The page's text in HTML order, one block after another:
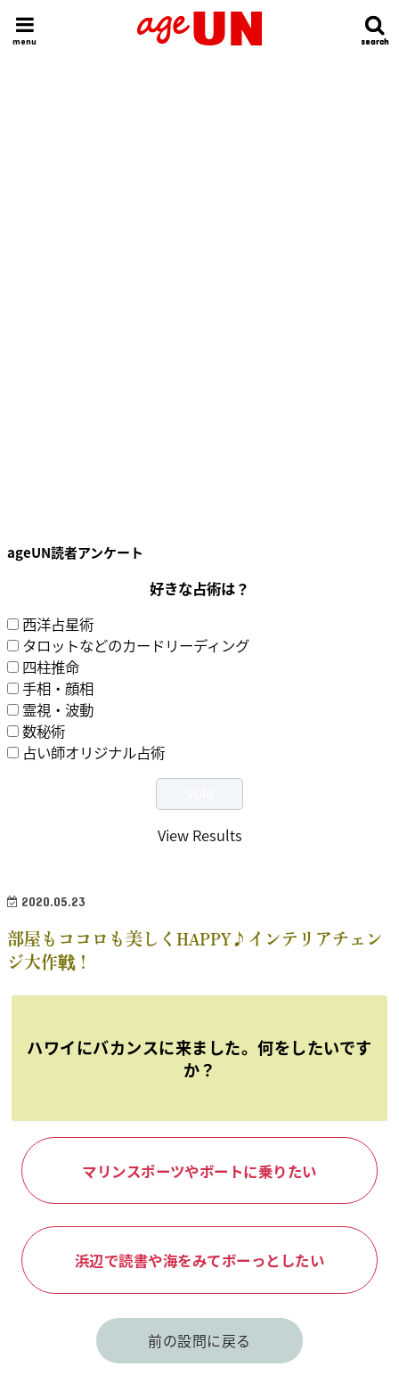
search
search
menu
HOME 今日の運勢ランキング 明日の運勢ランキング 今週の運勢
ageUN読者アンケート
好きな占術は？
西洋占星術
タロットなどのカードリーディング
四柱推命
手相・顔相
霊視・波動
数秘術
占い師オリジナル占術
View Results
2020.05.23
部屋もココロも美しくHAPPY♪インテリアチェン
ジ大作戦！
ハワイにバカンスに来ました。何をしたいです
か？
マリンスポーツやボートに乗りたい
浜辺で読書や海をみてボーっとしたい
前の設問に戻る